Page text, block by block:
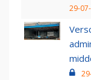
29-